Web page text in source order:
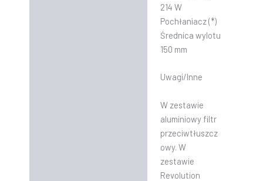
214 W
Pochłaniacz (*)
Średnica wylotu
150 mm
Uwagi/Inne
W zestawie
aluminiowy filtr
przeciwtłuszcz
owy. W
zestawie
Revolution